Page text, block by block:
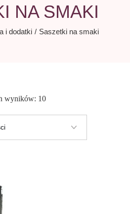
NA SMAKI
i dodatki Saszetki na smaki
wyników: 10Posortowane